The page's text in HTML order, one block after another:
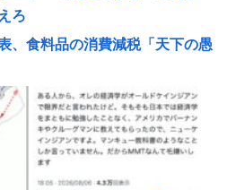
ろ
、食料品の消費減税「天下の愚
ン』『S&P500』
か買わない
青すぎる😭
ディスカウントショップで「下